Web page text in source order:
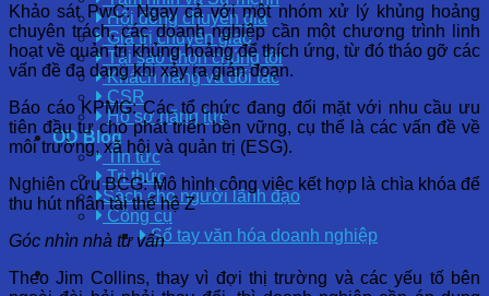
Hội đồng chuyên gia
Giá trị chuyển giao
Tại sao chọn chúng tôi
Khách hàng và đối tác
CSR
Hồ sơ năng lực
OD Blog
Tin tức
Tri thức
Sách cho người lãnh đạo
Công cụ
Sổ tay văn hóa doanh nghiệp
Khảo sát PwC: Ngay cả với một nhóm xử lý khủng hoảng
chuyên trách, các doanh nghiệp cần một chương trình linh
hoạt về quản trị khủng hoảng để thích ứng, từ đó tháo gỡ các
vấn đề đa dạng khi xảy ra gián đoạn.
Báo cáo KPMG: Các tổ chức đang đối mặt với nhu cầu ưu
tiên đầu tư cho phát triển bền vững, cụ thể là các vấn đề về
môi trường, xã hội và quản trị (ESG).
Nghiên cứu BCG: Mô hình công việc kết hợp là chìa khóa để
thu hút nhân tài thế hệ Z
Góc nhìn nhà tư vấn
Theo Jim Collins, thay vì đợi thị trường và các yếu tố bên